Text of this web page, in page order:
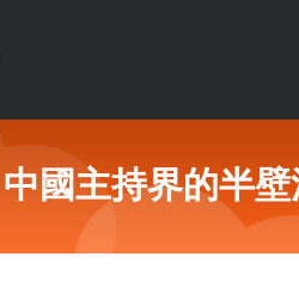
中國主持界的半